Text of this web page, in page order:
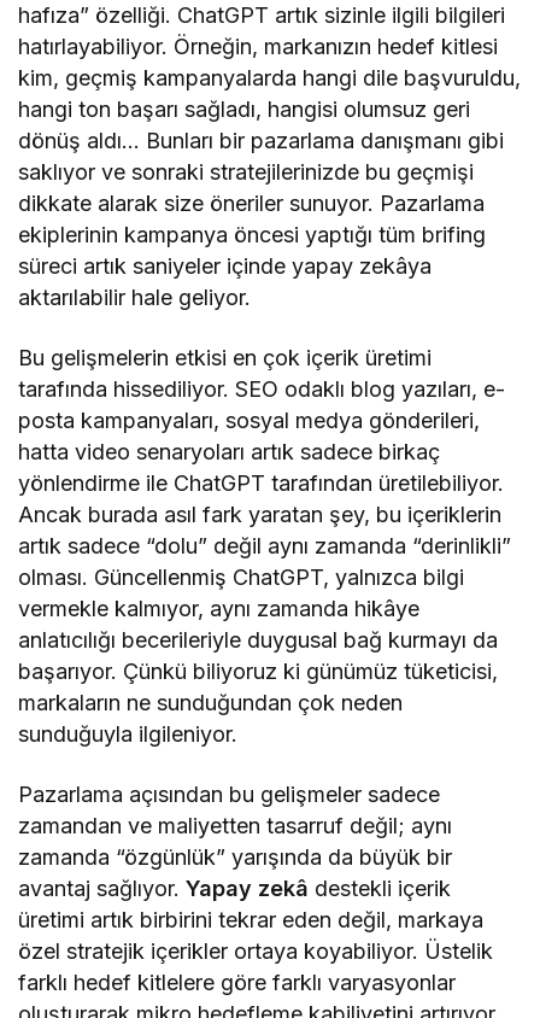
hafıza” özelliği. ChatGPT artık sizinle ilgili bilgileri
hatırlayabiliyor. Örneğin, markanızın hedef kitlesi
kim, geçmiş kampanyalarda hangi dile başvuruldu,
hangi ton başarı sağladı, hangisi olumsuz geri
dönüş aldı… Bunları bir pazarlama danışmanı gibi
saklıyor ve sonraki stratejilerinizde bu geçmişi
dikkate alarak size öneriler sunuyor. Pazarlama
ekiplerinin kampanya öncesi yaptığı tüm brifing
süreci artık saniyeler içinde yapay zekâya
aktarılabilir hale geliyor.
Bu gelişmelerin etkisi en çok içerik üretimi
tarafında hissediliyor. SEO odaklı blog yazıları, e-
posta kampanyaları, sosyal medya gönderileri,
hatta video senaryoları artık sadece birkaç
yönlendirme ile ChatGPT tarafından üretilebiliyor.
Ancak burada asıl fark yaratan şey, bu içeriklerin
artık sadece “dolu” değil aynı zamanda “derinlikli”
olması. Güncellenmiş ChatGPT, yalnızca bilgi
vermekle kalmıyor, aynı zamanda hikâye
anlatıcılığı becerileriyle duygusal bağ kurmayı da
başarıyor. Çünkü biliyoruz ki günümüz tüketicisi,
markaların ne sunduğundan çok neden
sunduğuyla ilgileniyor.
Pazarlama açısından bu gelişmeler sadece
zamandan ve maliyetten tasarruf değil; aynı
zamanda “özgünlük” yarışında da büyük bir
avantaj sağlıyor.Yapay zekâ destekli içerik
üretimi artık birbirini tekrar eden değil, markaya
özel stratejik içerikler ortaya koyabiliyor. Üstelik
farklı hedef kitlelere göre farklı varyasyonlar